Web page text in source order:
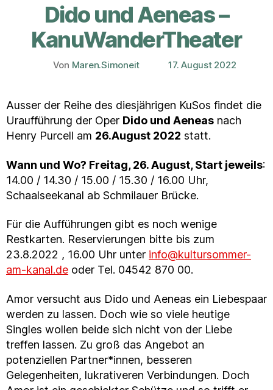
Dido und Aeneas –
KanuWanderTheater
Beitragsautor
Von Maren.Simoneit Veröffentlichungsdatum
17. August 2022
Ausser der Reihe des diesjährigen KuSos findet die
Uraufführung der Oper Dido und Aeneas nach
Henry Purcell am 26.August 2022 statt.
Wann und Wo? Freitag, 26. August, Start jeweils:
14.00 / 14.30 / 15.00 / 15.30 / 16.00 Uhr,
Schaalseekanal ab Schmilauer Brücke.
Für die Aufführungen gibt es noch wenige
Restkarten. Reservierungen bitte bis zum
23.8.2022 , 16.00 Uhr unter info@kultursommer-
am-kanal.de oder Tel. 04542 870 00.
Amor versucht aus Dido und Aeneas ein Liebespaar
werden zu lassen. Doch wie so viele heutige
Singles wollen beide sich nicht von der Liebe
treffen lassen. Zu groß das Angebot an
potenziellen Partner*innen, besseren
Gelegenheiten, lukrativeren Verbindungen. Doch